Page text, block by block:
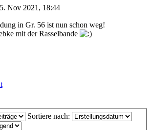
Nov 2021, 18:44
in Gr. 56 ist nun schon weg!
mit der Rasselbande
Sortiere nach: